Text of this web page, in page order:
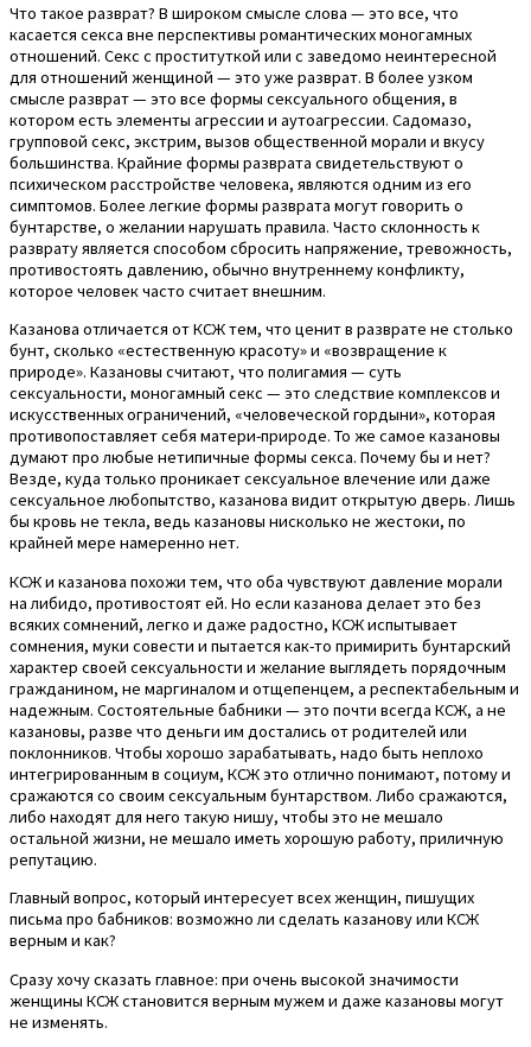
Что такое разврат? В широком смысле слова — это все, что
касается секса вне перспективы романтических моногамных
отношений. Секс с проституткой или с заведомо неинтересной
для отношений женщиной — это уже разврат. В более узком
смысле разврат — это все формы сексуального общения, в
котором есть элементы агрессии и аутоагрессии. Садомазо,
групповой секс, экстрим, вызов общественной морали и вкусу
большинства. Крайние формы разврата свидетельствуют о
психическом расстройстве человека, являются одним из его
симптомов. Более легкие формы разврата могут говорить о
бунтарстве, о желании нарушать правила. Часто склонность к
разврату является способом сбросить напряжение, тревожность,
противостоять давлению, обычно внутреннему конфликту,
которое человек часто считает внешним.
Казанова отличается от КСЖ тем, что ценит в разврате не столько
бунт, сколько «естественную красоту» и «возвращение к
природе». Казановы считают, что полигамия — суть
сексуальности, моногамный секс — это следствие комплексов и
искусственных ограничений, «человеческой гордыни», которая
противопоставляет себя матери-природе. То же самое казановы
думают про любые нетипичные формы секса. Почему бы и нет?
Везде, куда только проникает сексуальное влечение или даже
сексуальное любопытство, казанова видит открытую дверь. Лишь
бы кровь не текла, ведь казановы нисколько не жестоки, по
крайней мере намеренно нет.
КСЖ и казанова похожи тем, что оба чувствуют давление морали
на либидо, противостоят ей. Но если казанова делает это без
всяких сомнений, легко и даже радостно, КСЖ испытывает
сомнения, муки совести и пытается как-то примирить бунтарский
характер своей сексуальности и желание выглядеть порядочным
гражданином, не маргиналом и отщепенцем, а респектабельным и
надежным. Состоятельные бабники — это почти всегда КСЖ, а не
казановы, разве что деньги им достались от родителей или
поклонников. Чтобы хорошо зарабатывать, надо быть неплохо
интегрированным в социум, КСЖ это отлично понимают, потому и
сражаются со своим сексуальным бунтарством. Либо сражаются,
либо находят для него такую нишу, чтобы это не мешало
остальной жизни, не мешало иметь хорошую работу, приличную
репутацию.
Главный вопрос, который интересует всех женщин, пишущих
письма про бабников: возможно ли сделать казанову или КСЖ
верным и как?
Сразу хочу сказать главное: при очень высокой значимости
женщины КСЖ становится верным мужем и даже казановы могут
не изменять.